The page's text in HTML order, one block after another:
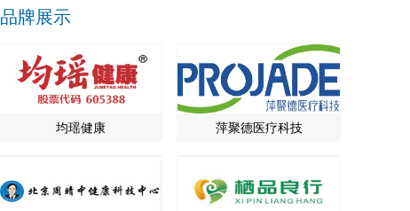
品牌展示
均瑶健康 萍聚德医疗科技